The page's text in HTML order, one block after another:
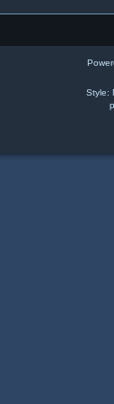
Style: